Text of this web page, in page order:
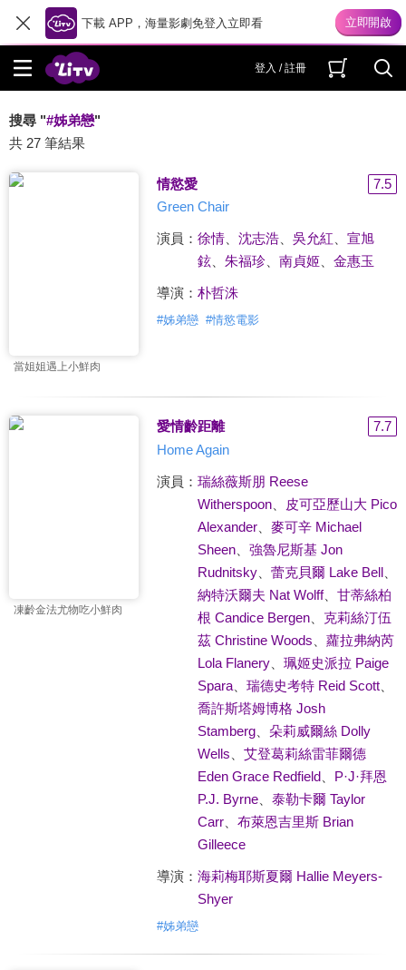
下載 APP，海量影劇免登入立即看
登入 / 註冊
搜尋 "#姊弟戀"
共 27 筆結果
當姐姐遇上小鮮肉
情慾愛
7.5
Green Chair
演員： 徐情、 沈志浩、 吳允紅
宣旭
鉉、 朱福珍、 南貞姬、 金惠玉
導演： 朴哲洙
#姊弟戀 #情慾電影
凍齡金法尤物吃小鮮肉
愛情齡距離
7.7
Home Again
演員： 瑞絲薇斯朋 Reese
Witherspoon、
皮可亞歷山大 Pico
Alexander、 麥可辛 Michael
Sheen、 強魯尼斯基 Jon
Rudnitsky、 蕾克貝爾 Lake Bell、
納特沃爾夫 Nat Wolff、 甘蒂絲柏
根 Candice Bergen、 克莉絲汀伍
茲 Christine Woods
蘿拉弗納芮
Lola Flanery、 珮姬史派拉 Paige
Spara、 瑞德史考特 Reid Scott、
喬許斯塔姆博格 Josh
Stamberg、 朵莉威爾絲 Dolly
Wells
艾登葛莉絲雷菲爾德
Eden Grace Redfield、 P·J·拜恩
P.J. Byrne、 泰勒卡爾 Taylor
Carr、 布萊恩吉里斯 Brian
Gilleece
導演： 海莉梅耶斯夏爾 Hallie Meyers-
Shyer
#姊弟戀